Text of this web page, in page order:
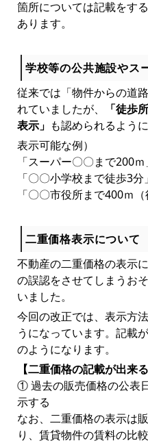
箇所については記載をす
あります。
学校等の公共施設やス
従来では「物件からの道
れていましたが、
「徒歩
表示」 も認められるよう
表示可能な例）
「スーパー〇〇まで200ｍ
「〇〇小学校まで徒歩3分」
「〇〇市役所まで400ｍ（
二重価格表示について
不動産の二重価格の表示
の誤認をさせてしまうお
いました。
今回の改正では、表示方
うになっています。記載
のようになります。
【二重価格の記載が出来る
① 過去の販売価格の公表
示する
なお、二重価格の表示は
り、賃貸物件の賃料の比